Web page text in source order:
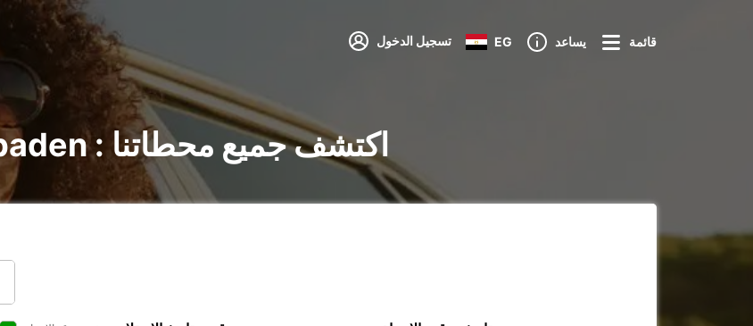
تسجيل الدخول EG يساعد قائمة
تأجير السيارات في Wiesbaden : اكتشف جميع محطاتنا